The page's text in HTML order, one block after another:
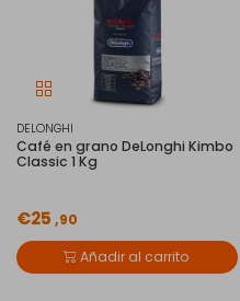
DELONGHI
Café en grano DeLonghi Kimbo
Classic 1 Kg
€25 ,90
Añadir al carrito